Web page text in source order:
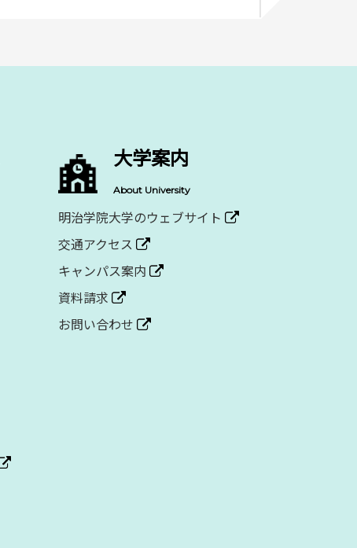
大学案内
About University
明治学院大学のウェブサイト
交通アクセス
キャンパス案内
資料請求
お問い合わせ